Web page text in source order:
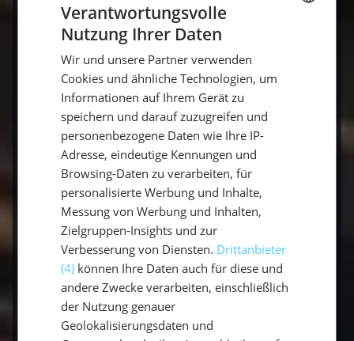
Häufig gestellte Fragen zu
Seemannsknoten
Welche Seemannsknoten muss ich für den
SBF können?
Für den SBF See sind 9 Knoten
prüfungsrelevant: Achtknoten, Kreuzknoten,
Palstek, Webeleinstek, Schotstek,
Stopperstek, Rundtörn mit zwei halben
Schlägen, Klampe belegen sowie Roringstek
(nur BSP). Alle müssen ohne Vorlage gezeigt
werden können.
Verantwortungsvolle
Nutzung Ihrer Daten
Wir und unsere Partner verwenden
Cookies und ähnliche Technologien, um
Informationen auf Ihrem Gerät zu
speichern und darauf zuzugreifen und
personenbezogene Daten wie Ihre IP-
Adresse, eindeutige Kennungen und
Browsing-Daten zu verarbeiten, für
personalisierte Werbung und Inhalte,
Messung von Werbung und Inhalten,
Zielgruppen-Insights und zur
Verbesserung von Diensten. Drittanbieter
(4) können Ihre Daten auch für diese und
andere Zwecke verarbeiten, einschließlich
der Nutzung genauer
Geolokalisierungsdaten und